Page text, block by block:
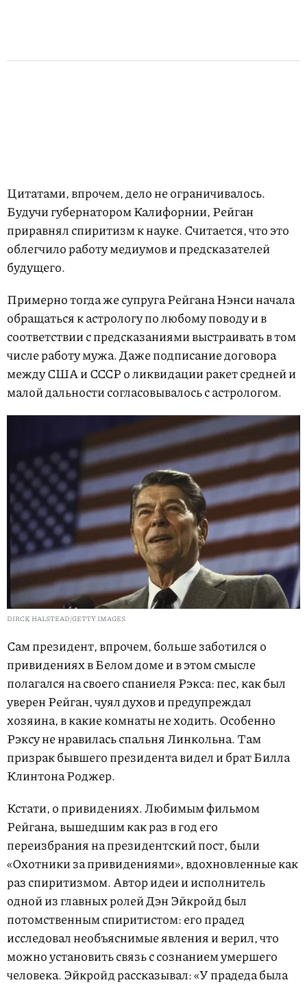
Цитатами, впрочем, дело не ограничивалось.
Будучи губернатором Калифорнии, Рейган
приравнял спиритизм к науке. Считается, что это
облегчило работу медиумов и предсказателей
будущего.
Примерно тогда же супруга Рейгана Нэнси начала
обращаться к астрологу по любому поводу и в
соответствии с предсказаниями выстраивать в том
числе работу мужа. Даже подписание договора
между США и СССР о ликвидации ракет средней и
малой дальности согласовывалось с астрологом.
DIRCK HALSTEAD/GETTY IMAGES
Сам президент, впрочем, больше заботился о
привидениях в Белом доме и в этом смысле
полагался на своего спаниеля Рэкса: пес, как был
уверен Рейган, чуял духов и предупреждал
хозяина, в какие комнаты не ходить. Особенно
Рэксу не нравилась спальня Линкольна. Там
призрак бывшего президента видел и брат Билла
Клинтона Роджер.
Кстати, о привидениях. Любимым фильмом
Рейгана, вышедшим как раз в год его
переизбрания на президентский пост, были
«Охотники за привидениями», вдохновленные как
раз спиритизмом. Автор идеи и исполнитель
одной из главных ролей Дэн Эйкройд был
потомственным спиритистом: его прадед
исследовал необъяснимые явления и верил, что
можно установить связь с сознанием умершего
человека. Эйкройд рассказывал: «У прадеда была